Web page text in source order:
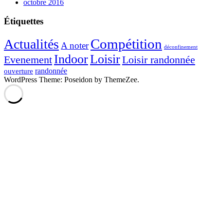
octobre 2016
Étiquettes
Actualités A noter Compétition déconfinement
Evenement IndoorLoisirLoisir randonnée
ouverture randonnée
WordPress Theme: Poseidon by ThemeZee.